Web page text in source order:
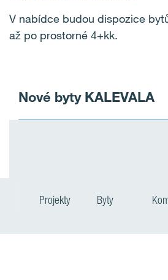
V nabídce budou dispozice
až po prostorné 4+kk.
Nové byty KALEVALA
Projekty Byty